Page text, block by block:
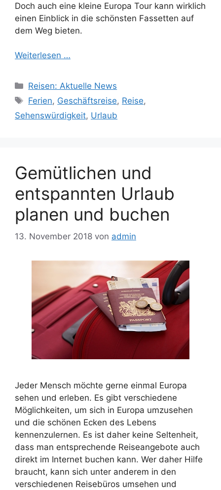
Doch auch eine kleine Europa Tour kann wirklich
einen Einblick in die schönsten Fassetten auf
dem Weg bieten.
Weiterlesen …
Kategorien
Reisen: Aktuelle News
Schlagwörter
Ferien, Geschäftsreise, Reise,
Sehenswürdigkeit, Urlaub
Gemütlichen und
entspannten Urlaub
planen und buchen
13. November 2018 von admin
Jeder Mensch möchte gerne einmal Europa
sehen und erleben. Es gibt verschiedene
Möglichkeiten, um sich in Europa umzusehen
und die schönen Ecken des Lebens
kennenzulernen. Es ist daher keine Seltenheit,
dass man entsprechende Reiseangebote auch
direkt im Internet buchen kann. Wer daher Hilfe
braucht, kann sich unter anderem in den
verschiedenen Reisebüros umsehen und